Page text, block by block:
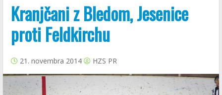
Kranjčani z Bledom, Jesenice
proti Feldkirchu
21. novembra 2014 HZS PR